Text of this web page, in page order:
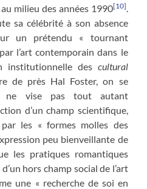
milieu des années 1990[10].
sa célébrité à son absence
un prétendu « tournant
l’art contemporain dans le
institutionnelle des cultural
de près Hal Foster, on se
ne vise pas tout autant
d’un champ scientifique,
les « formes molles des
peu bienveillante de
les pratiques romantiques
hors champ social de l’art
une « recherche de soi en